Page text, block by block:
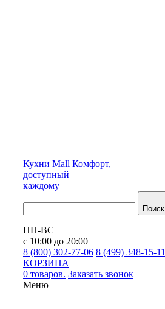
Кухни Mall Комфорт,
доступный
каждому
Поиск
ПН-ВС
с 10:00 до 20:00
8 (800) 302-77-06 8 (499) 348-15-11
КОРЗИНА
0 товаров. Заказать звонок
Меню